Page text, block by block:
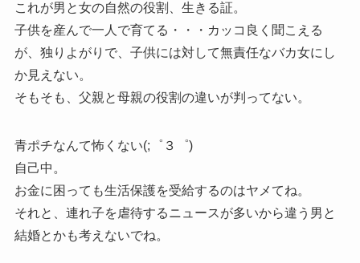
これが男と女の自然の役割、生きる証。
子供を産んで一人で育てる・・・カッコ良く聞こえる
が、独りよがりで、子供には対して無責任なバカ女にし
か見えない。
そもそも、父親と母親の役割の違いが判ってない。
青ポチなんて怖くない(;゜３゜)
自己中。
お金に困っても生活保護を受給するのはヤメてね。
それと、連れ子を虐待するニュースが多いから違う男と
結婚とかも考えないでね。